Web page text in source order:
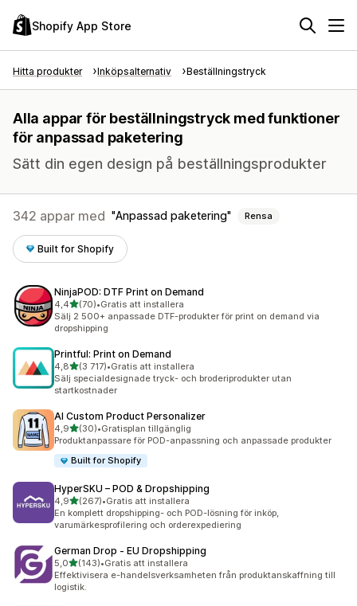
Shopify App Store
Hitta produkter Inköpsalternativ Beställningstryck
Alla appar för beställningstryck med funktioner
för anpassad paketering
Sätt din egen design på beställningsprodukter
342 appar med Anpassad paketering Rensa
Built for Shopify
NinjaPOD: DTF Print on Demand
4,4av 5 stjärnor
(70)
70 recensioner totalt
•Gratis att installera
Sälj 2 500+ anpassade DTF-produkter för print on demand via
dropshipping
Printful: Print on Demand
4,8av 5 stjärnor
(3 717)
3717 recensioner totalt
•Gratis att installera
Sälj specialdesignade tryck- och broderiprodukter utan
startkostnader
AI Custom Product Personalizer
4,9av 5 stjärnor
(30)
30 recensioner totalt
•Gratisplan tillgänglig
Produktanpassare för POD-anpassning och anpassade produkter
Built for Shopify
HyperSKU – POD & Dropshipping
4,9av 5 stjärnor
(267)
267 recensioner totalt
•Gratis att installera
En komplett dropshipping- och POD-lösning för inköp,
varumärkesprofilering och orderexpediering
German Drop ‑ EU Dropshipping
5,0av 5 stjärnor
(143)
143 recensioner totalt
•Gratis att installera
Effektivisera e-handelsverksamheten från produktanskaffning till
logistik.